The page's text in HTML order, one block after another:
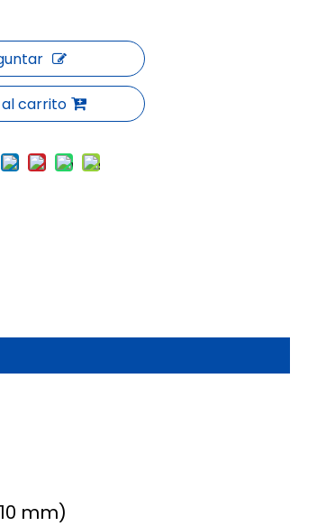
carrito
mm)